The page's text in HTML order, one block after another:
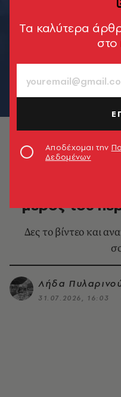
μέρος του
Δες το βίντεο και
Λήδα
31.07.2026, 16:03
Tα καλύτερα
Αποδέχομαι την
Δεδομένων